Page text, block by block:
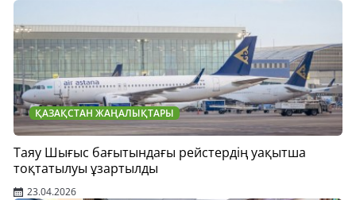
ҚАЗАҚСТАН ЖАҢАЛЫҚТАРЫ
Таяу Шығыс бағытындағы рейстердің уақытша
тоқтатылуы ұзартылды
23.04.2026